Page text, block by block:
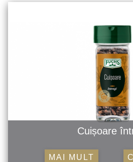
Cuișoare
MAI MULT